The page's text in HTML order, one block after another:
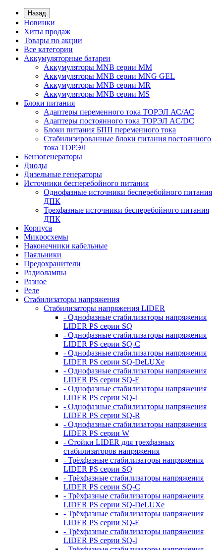
Назад
Новинки
Хиты продаж
Товары по акции
Все категории
Аккумуляторные батареи
Аккумуляторы MNB серии MM
Аккумуляторы MNB серии MNG GEL
Аккумуляторы MNB серии MR
Аккумуляторы MNB серии MS
Блоки питания
Адаптеры переменного тока ТОРЭЛ АС/АС
Адаптеры постоянного тока ТОРЭЛ AC/DC
Блоки питания БПП переменного тока
Стабилизированные блоки питания постоянного
тока ТОРЭЛ
Бензогенераторы
Диоды
Дизельные генераторы
Источники бесперебойного питания
Однофазные источники бесперебойного питания
ДПК
Трехфазные источники бесперебойного питания
ДПК
Корпуса
Микросхемы
Наконечники кабельные
Паяльники
Предохранители
Радиолампы
Разное
Реле
Стабилизаторы напряжения
Стабилизаторы напряжения LIDER
- Однофазные стабилизаторы напряжения
LIDER PS серии SQ
- Однофазные стабилизаторы напряжения
LIDER PS серии SQ-C
- Однофазные стабилизаторы напряжения
LIDER PS серии SQ-DeLUXe
- Однофазные стабилизаторы напряжения
LIDER PS серии SQ-E
- Однофазные стабилизаторы напряжения
LIDER PS серии SQ-I
- Однофазные стабилизаторы напряжения
LIDER PS серии SQ-R
- Однофазные стабилизаторы напряжения
LIDER PS серии W
- Стойки LIDER для трехфазных
стабилизаторов напряжения
- Трёхфазные стабилизаторы напряжения
LIDER PS серии SQ
- Трёхфазные стабилизаторы напряжения
LIDER PS серии SQ-C
- Трёхфазные стабилизаторы напряжения
LIDER PS серии SQ-DeLUXe
- Трёхфазные стабилизаторы напряжения
LIDER PS серии SQ-E
- Трёхфазные стабилизаторы напряжения
LIDER PS серии SQ-I